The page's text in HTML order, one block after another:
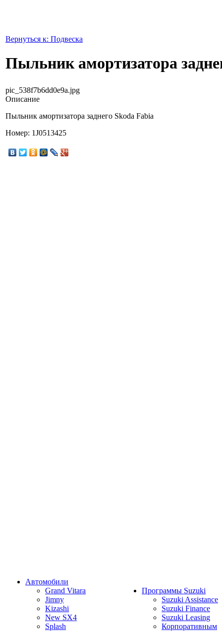
Вернуться к: Подвеска
Пыльник амортизатора
pic_538f7b6dd0e9a.jpg
Описание
Пыльник амортизатора заднего Skoda Fabia
Номер: 1J0513425
Автомобили
Grand Vitara
Jimny
Kizashi
New SX4
Splash
Программы Suzuki
Suzuki Assistance
Suzuki Finance
Suzuki Leasing
Корпоративным